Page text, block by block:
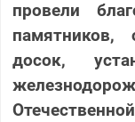
провели
памятников,
досок,